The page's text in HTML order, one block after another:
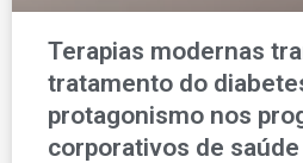
Terapias modernas
tratamento do
protagonismo nos
corporativos de saúde